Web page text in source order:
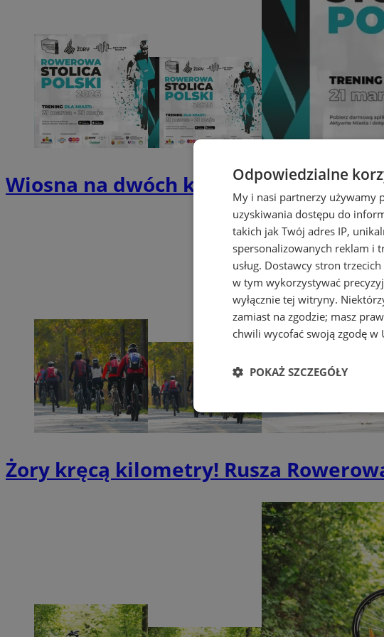
Wiosna na dwóch kółkach – Żory
Żory kręcą kilometry! Rusza
Odpowiedzialne
My i nasi partnerzy używamy
uzyskiwania dostępu do
takich jak Twój adres IP,
spersonalizowanych reklam i
usług. Dostawcy stron trzecich
w tym wykorzystywać
wyłącznie tej witryny.
zamiast na zgodzie; masz
chwili wycofać swoją zgodę w
POKAŻ SZCZEGÓŁY
Niezbędne
Niezbędne
Niezbędne pliki cookie umożliwiają
zarządzanie kontem. Bez
Nazwa
SessID
QeSessID